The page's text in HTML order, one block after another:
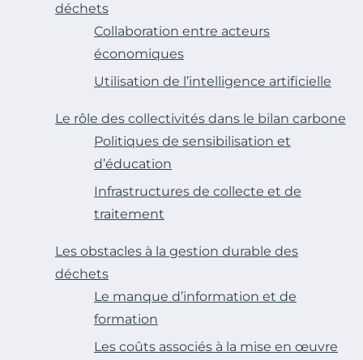
déchets
Collaboration entre acteurs
économiques
Utilisation de l’intelligence artificielle
Le rôle des collectivités dans le bilan carbone
Politiques de sensibilisation et
d’éducation
Infrastructures de collecte et de
traitement
Les obstacles à la gestion durable des
déchets
Le manque d’information et de
formation
Les coûts associés à la mise en œuvre